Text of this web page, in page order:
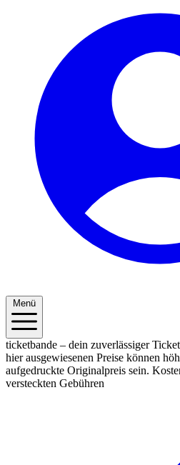
Menü
ticketbande – dein zuverlässiger
hier ausgewiesenen Preise können
aufgedruckte Originalpreis sein.
versteckten Gebühren